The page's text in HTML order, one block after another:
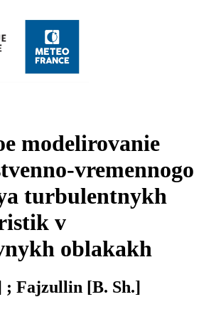
modelirovanie
vremennogo
turbulentnykh
v
oblakakh
; Fajzullin [B. Sh.]